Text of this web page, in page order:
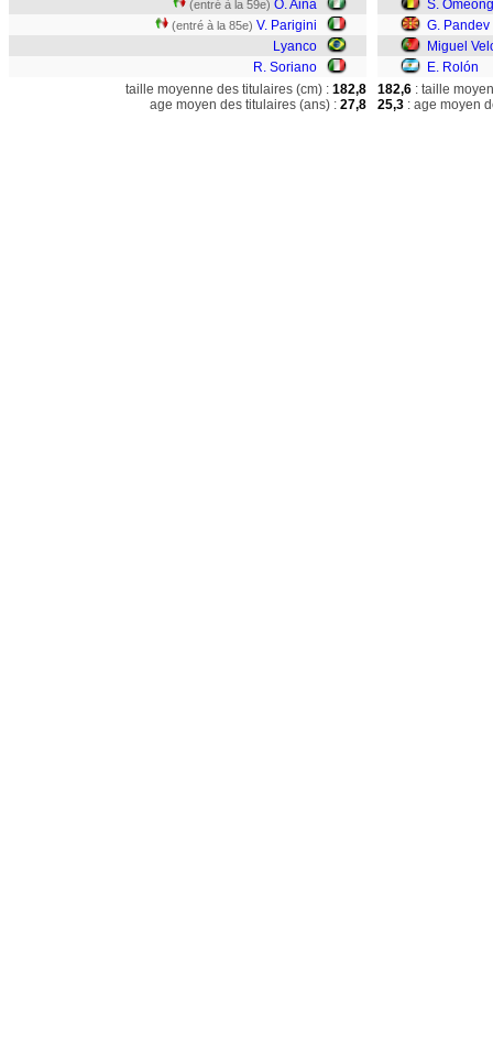
(entré à la 59e) O. Aina
(entré à la 85e) V. Parigini
Lyanco
R. Soriano
S.
G. Pandev
Miguel
E. Rolón
taille moyenne des titulaires (cm) : 182,8
age moyen des titulaires (ans) : 27,8
182,6 : taille
25,3 : age moyen